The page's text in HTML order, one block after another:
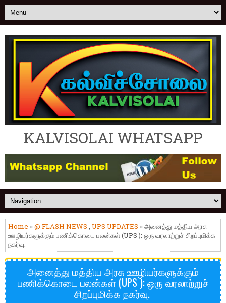
KALVISOLAI WHATSAPP
Home »@ FLASH NEWS , UPS UPDATES » அனைத்து மத்திய அரசு
ஊழியர்களுக்கும் பணிக்கொடை பலன்கள் (UPS ): ஒரு வரலாற்றுச் சிறப்புமிக்க
நகர்வு.
அனைத்து மத்திய அரசு ஊழியர்களுக்கும்
பணிக்கொடை பலன்கள் (UPS ): ஒரு வரலாற்றுச்
சிறப்புமிக்க நகர்வு.